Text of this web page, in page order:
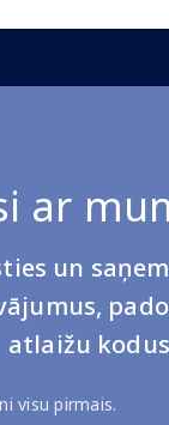
ar
un
atlaižu
visu pirmais.